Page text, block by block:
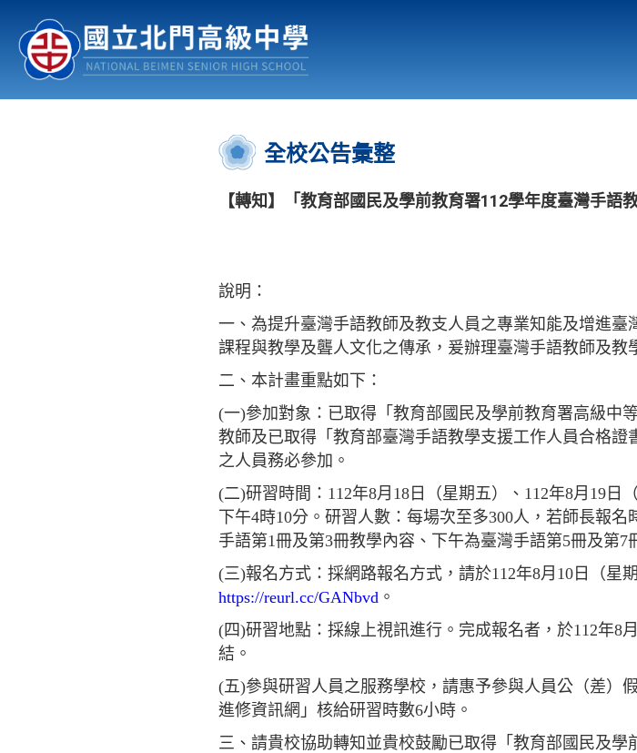
認識北中 行事曆
:::
全校公告彙整
【轉知】「教育部國民及學前教育署112學年度臺灣手語
說明：
一、為提升臺灣手語教師及教支人員之專業知能及增進
課程與教學及聾人文化之傳承，爰辦理臺灣手語教師及教
二、本計畫重點如下：
(一)參加對象：已取得「教育部國民及學前教育署高級中
教師及已取得「教育部臺灣手語教學支援工作人員合格
之人員務必參加。
(二)研習時間：112年8月18日（星期五）、112年8月19
下午4時10分。研習人數：每場次至多300人，若師長報
手語第1冊及第3冊教學內容、下午為臺灣手語第5冊及第7
(三)報名方式：採網路報名方式，請於112年8月10日（星
https://reurl.cc/GANbvd 。
(四)研習地點：採線上視訊進行。完成報名者，於112年8
結。
(五)參與研習人員之服務學校，請惠予參與人員公（差）
進修資訊網」核給研習時數6小時。
三、請貴校協助轉知並貴校鼓勵已取得「教育部國民及